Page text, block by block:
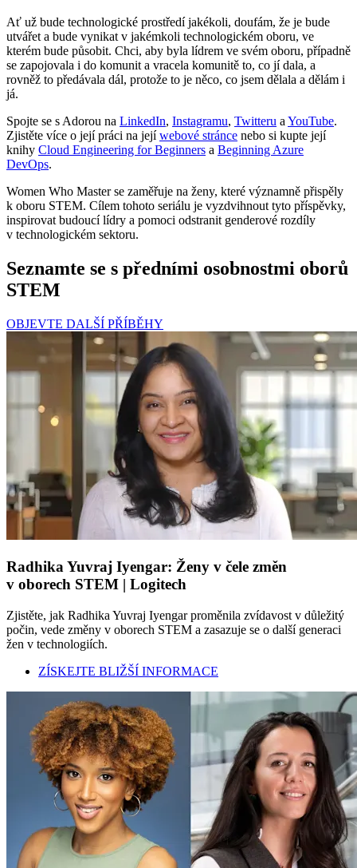
Ať už bude technologické prostředí jakékoli, doufám, že je bude
utvářet a bude vynikat v jakémkoli technologickém oboru, ve
kterém bude působit. Chci, aby byla lídrem ve svém oboru, případně
se zapojovala i do komunit a vracela komunitě to, co jí dala, a
rovněž to předávala dál, protože to je něco, co jsem dělala a dělám i
já.
Spojte se s Adorou na LinkedIn, Instagramu, Twitteru a YouTube.
Zjistěte více o její práci na jejíwebové stránce nebo si kupte její
knihy Cloud Engineering for Beginners a Beginning Azure
DevOps.
Women Who Master se zaměřuje na ženy, které významně přispěly
k oboru STEM. Cílem tohoto seriálu je vyzdvihnout tyto příspěvky,
inspirovat budoucí lídry a pomoci odstranit genderové rozdíly
v technologickém sektoru.
Seznamte se s předními osobnostmi oborů
STEM
OBJEVTE DALŠÍ PŘÍBĚHY
Radhika Yuvraj Iyengar: Ženy v čele změn
v oborech STEM | Logitech
Zjistěte, jak Radhika Yuvraj Iyengar proměnila zvídavost v důležitý
počin, vede změny v oborech STEM a zasazuje se o další generaci
žen v technologiích.
ZÍSKEJTE BLIŽŠÍ INFORMACE